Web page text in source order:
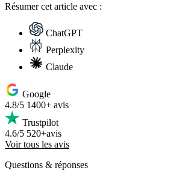
Résumercet article avec :
ChatGPT
Perplexity
Claude
Google
4.8/5 1400+ avis
Trustpilot
4.6/5 520+avis
Voir tous les avis
Questions & réponses